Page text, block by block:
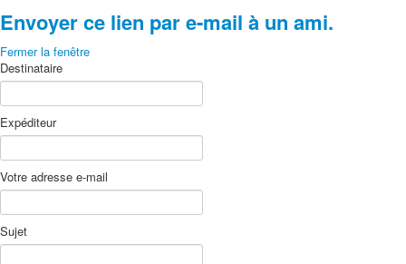
Envoyer ce lien par e-mail à un ami.
Fermer la fenêtre
Destinataire
Expéditeur
Votre adresse e-mail
Sujet